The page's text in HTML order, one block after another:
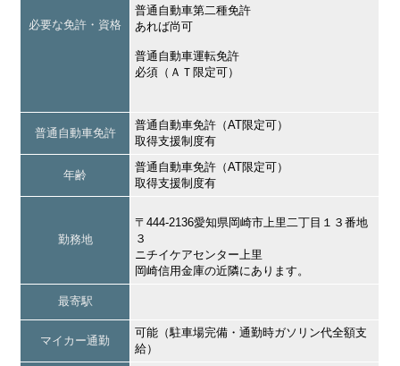
必要な免許・資格
普通自動車第二種免許
あれば尚可
普通自動車運転免許
必須（ＡＴ限定可）
普通自動車免許
普通自動車免許（AT限定可）
取得支援制度有
年齢
普通自動車免許（AT限定可）
取得支援制度有
勤務地
〒444-2136愛知県岡崎市上里二丁目１３番地
３
ニチイケアセンター上里
岡崎信用金庫の近隣にあります。
最寄駅
マイカー通勤
可能（駐車場完備・通勤時ガソリン代全額支
給）